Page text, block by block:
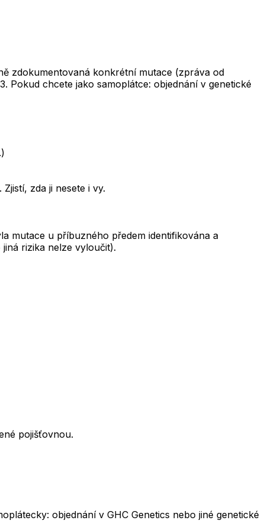
zdokumentovaná konkrétní mutace (zpráva od
Pokud chcete jako samoplátce: objednání v genetické
zda ji nesete i vy.
mutace u příbuzného předem identifikována a
rizika nelze vyloučit).
pojišťovnou.
objednání v GHC Genetics nebo jiné genetické